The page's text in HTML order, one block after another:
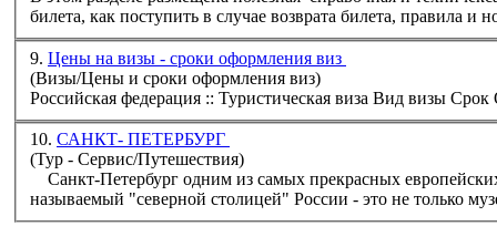
билета, как поступить в случае возврата билета, правила
9. Цены на визы - сроки оформления виз
(Визы/Цены и сроки оформления виз)
10. САНКТ- ПЕТЕРБУРГ
(Тур - Сервис/Путешествия)
называемый "северной столицей" России - это не только